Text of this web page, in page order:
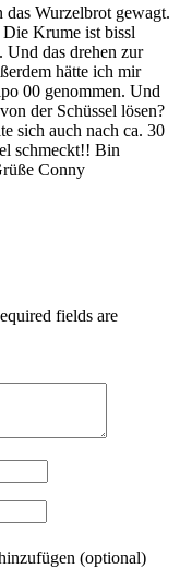
Wurzelbrot gewagt.
Krume ist bissl
Und das drehen zur
hätte ich mir
00 genommen. Und
der Schüssel lösen?
sich auch nach ca. 30
schmeckt!! Bin
Conny
fields are
(optional)